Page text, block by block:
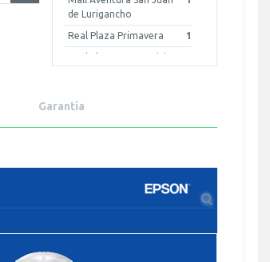
de Lurigancho
Real Plaza Primavera 1
Real Plaza Centro Civico
Mall Plaza Arequipa -
0
Garantía